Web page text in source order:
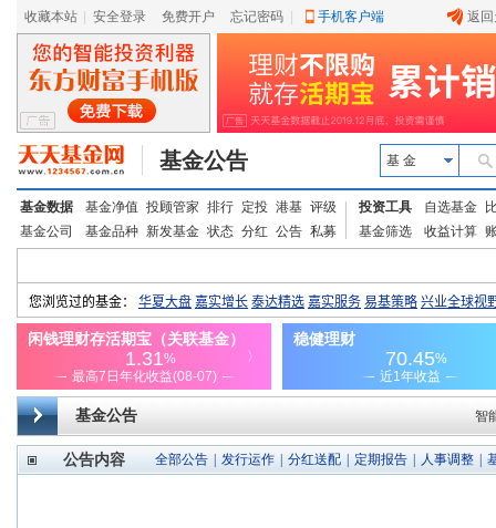
收藏本站 安全登录 免费开户 忘记密码 手机客户端 返
基金公告 基 金
基金数据 基金净值 投顾管家 排行 定投 港基 评级
基金公司
基金品种 新发基金 状态 分红 公告 私募
投资工具 自选基金
基金筛选
收益计算
基金公告 智
公告内容 全部公告 发行运作 分红送配 定期报告 人事调整